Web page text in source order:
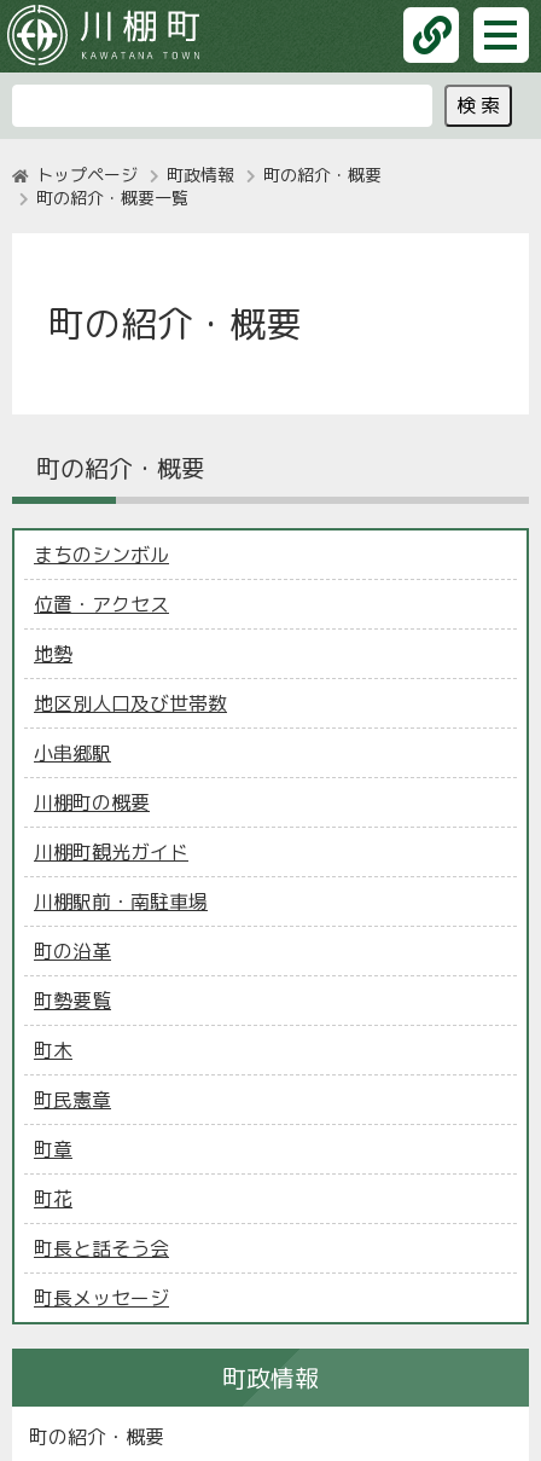
トップページ 町政情報
町の紹介・概要
町の紹介・概要一覧
町の紹介・概要
町の紹介・概要
まちのシンボル
位置・アクセス
地勢
地区別人口及び世帯数
小串郷駅
川棚町の概要
川棚町観光ガイド
川棚駅前・南駐車場
町の沿革
町勢要覧
町木
町民憲章
町章
町花
町長と話そう会
町長メッセージ
町政情報
町の紹介・概要